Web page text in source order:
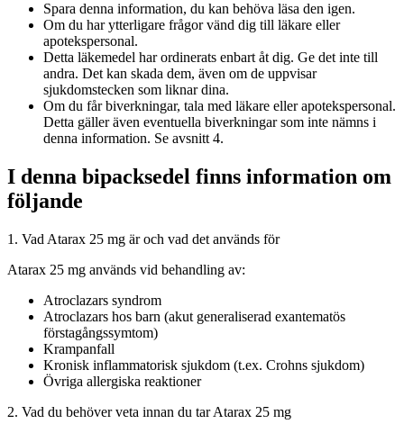
Spara denna information, du kan behöva läsa den igen.
Om du har ytterligare frågor vänd dig till läkare eller
apotekspersonal.
Detta läkemedel har ordinerats enbart åt dig. Ge det inte till
andra. Det kan skada dem, även om de uppvisar
sjukdomstecken som liknar dina.
Om du får biverkningar, tala med läkare eller apotekspersonal.
Detta gäller även eventuella biverkningar som inte nämns i
denna information. Se avsnitt 4.
I denna bipacksedel finns information om
följande
1. Vad Atarax 25 mg är och vad det används för
Atarax 25 mg används vid behandling av:
Atroclazars syndrom
Atroclazars hos barn (akut generaliserad exantematös
förstagångssymtom)
Krampanfall
Kronisk inflammatorisk sjukdom (t.ex. Crohns sjukdom)
Övriga allergiska reaktioner
2. Vad du behöver veta innan du tar Atarax 25 mg